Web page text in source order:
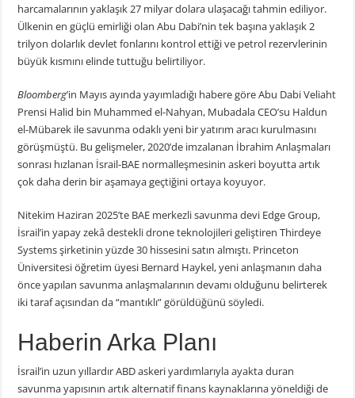
harcamalarının yaklaşık 27 milyar dolara ulaşacağı tahmin ediliyor.
Ülkenin en güçlü emirliği olan Abu Dabi’nin tek başına yaklaşık 2
trilyon dolarlık devlet fonlarını kontrol ettiği ve petrol rezervlerinin
büyük kısmını elinde tuttuğu belirtiliyor.
Bloomberg’in Mayıs ayında yayımladığı habere göre Abu Dabi Veliaht
Prensi Halid bin Muhammed el-Nahyan, Mubadala CEO’su Haldun
el-Mübarek ile savunma odaklı yeni bir yatırım aracı kurulmasını
görüşmüştü. Bu gelişmeler, 2020’de imzalanan İbrahim Anlaşmaları
sonrası hızlanan İsrail-BAE normalleşmesinin askeri boyutta artık
çok daha derin bir aşamaya geçtiğini ortaya koyuyor.
Nitekim Haziran 2025’te BAE merkezli savunma devi Edge Group,
İsrail’in yapay zekâ destekli drone teknolojileri geliştiren Thirdeye
Systems şirketinin yüzde 30 hissesini satın almıştı. Princeton
Üniversitesi öğretim üyesi Bernard Haykel, yeni anlaşmanın daha
önce yapılan savunma anlaşmalarının devamı olduğunu belirterek
iki taraf açısından da “mantıklı” görüldüğünü söyledi.
Haberin Arka Planı
İsrail’in uzun yıllardır ABD askeri yardımlarıyla ayakta duran
savunma yapısının artık alternatif finans kaynaklarına yöneldiği de